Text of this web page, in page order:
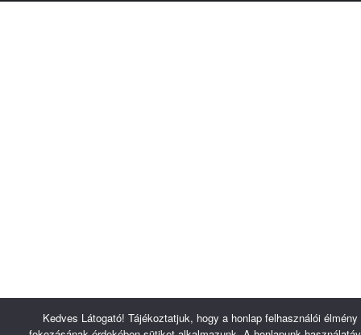
Kedves Látogató! Tájékoztatjuk, hogy a honlap felhasználói élmény